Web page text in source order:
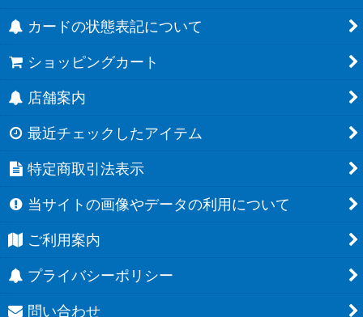
カードの状態表記について
ショッピングカート
店舗案内
最近チェックしたアイテム
特定商取引法表示
当サイトの画像やデータの利用について
ご利用案内
プライバシーポリシー
問い合わせ